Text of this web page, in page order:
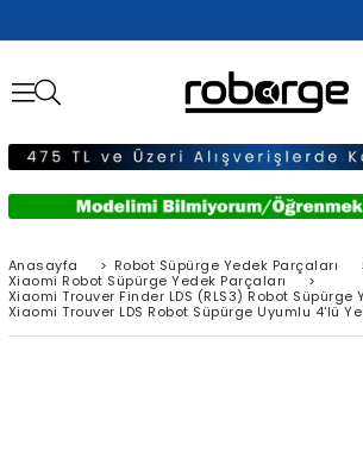
Anasayfa > Robot Süpürge Yedek Parçaları
Xiaomi Robot Süpürge Yedek Parçaları
>
Xiaomi Trouver Finder LDS (RLS3) Robot Süpürge
Xiaomi Trouver LDS Robot Süpürge Uyumlu 4'lü